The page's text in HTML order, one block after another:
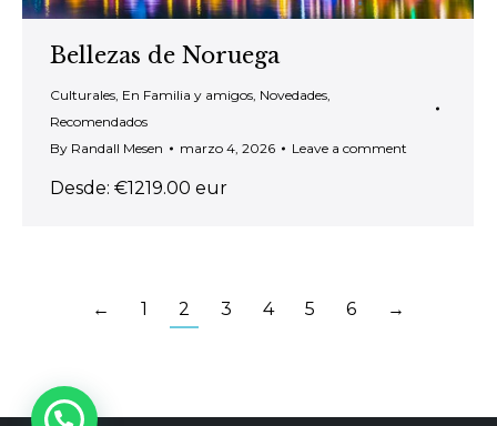
Bellezas de Noruega
Culturales En Familia y amigos Novedades
Recomendados
By Randall Mesen marzo 4, 2026 Leave a comment
Desde: €1219.00 eur
← 1 2 3 4 5 6 →